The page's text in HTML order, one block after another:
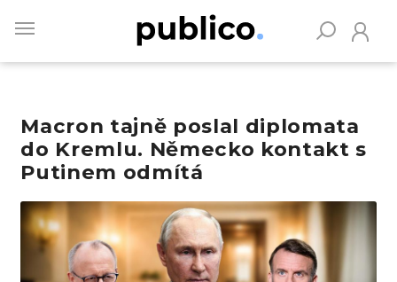
main
Macron tajně poslal diplomata
do Kremlu. Německo kontakt s
Putinem odmítá
Obrázek
Vyhledávejte na Publiku